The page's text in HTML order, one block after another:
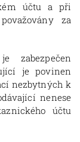
účtu a při
za
zabezpečen
je povinen
nezbytných k
nenese
účtu